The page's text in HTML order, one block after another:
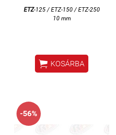
ETZ-125 / ETZ-150 / ETZ-250
10 mm
 KOSÁRBA
-56%